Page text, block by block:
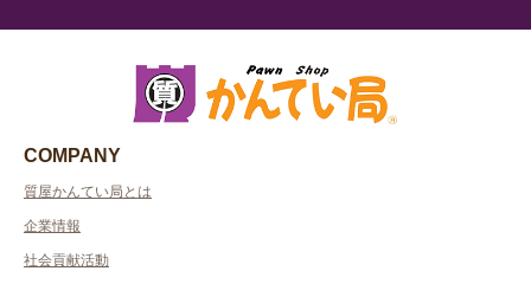
COMPANY
質屋かんてい局とは
企業情報
社会貢献活動